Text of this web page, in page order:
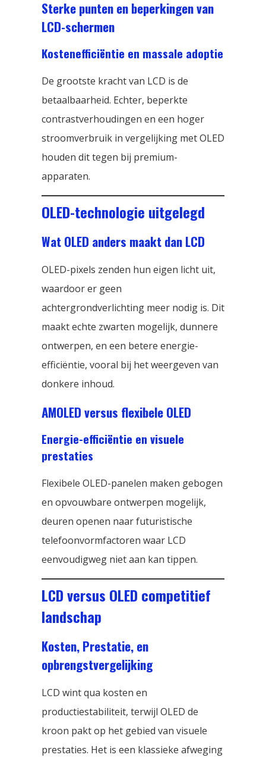
Sterke punten en beperkingen van
LCD-schermen
Kostenefficiëntie en massale adoptie
De grootste kracht van LCD is de
betaalbaarheid. Echter, beperkte
contrastverhoudingen en een hoger
stroomverbruik in vergelijking met OLED
houden dit tegen bij premium-
apparaten.
OLED-technologie uitgelegd
Wat OLED anders maakt dan LCD
OLED-pixels zenden hun eigen licht uit,
waardoor er geen
achtergrondverlichting meer nodig is. Dit
maakt echte zwarten mogelijk, dunnere
ontwerpen, en een betere energie-
efficiëntie, vooral bij het weergeven van
donkere inhoud.
AMOLED versus flexibele OLED
Energie-efficiëntie en visuele
prestaties
Flexibele OLED-panelen maken gebogen
en opvouwbare ontwerpen mogelijk,
deuren openen naar futuristische
telefoonvormfactoren waar LCD
eenvoudigweg niet aan kan tippen.
LCD versus OLED competitief
landschap
Kosten, Prestatie, en
opbrengstvergelijking
LCD wint qua kosten en
productiestabiliteit, terwijl OLED de
kroon pakt op het gebied van visuele
prestaties. Het is een klassieke afweging